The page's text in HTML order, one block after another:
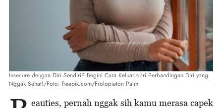
Insecure dengan Diri Sendiri? Begini Cara Keluar dari Perbandingan Diri yang
Nggak Sehat!/Foto: freepik.com/Frolopiaton Palm
eauties, pernah nggak sih kamu merasa capek